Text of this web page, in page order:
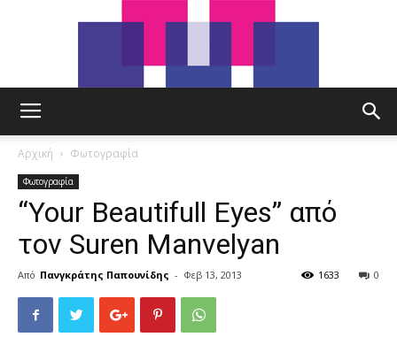
Αρχική Φωτογραφία
Φωτογραφία
“Your Beautifull Eyes” από
τον Suren Manvelyan
Από Πανγκράτης Παπουνίδης - Φεβ 13, 2013 0
1633